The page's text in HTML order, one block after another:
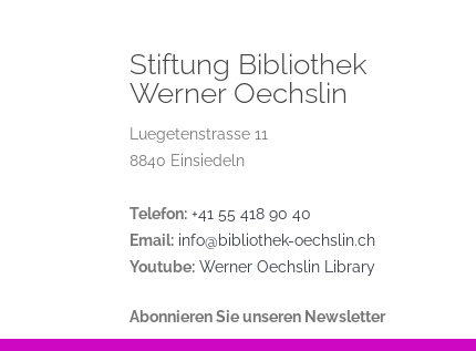
Stiftung Bibliothek
Werner Oechslin
Luegetenstrasse 11
8840 Einsiedeln
Telefon: +41 55 418 90 40
Email: info@bibliothek-oechslin.ch
Youtube: Werner Oechslin Library
Abonnieren Sie unseren Newsletter